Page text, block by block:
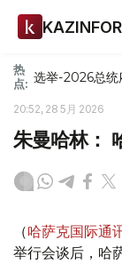
热
点: 选举-2026总统
20:52, 28 5月 2026
朱曼哈林：
（哈萨克国际通
举行会谈后，哈